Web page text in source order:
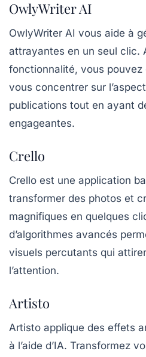
OwlyWriter AI
OwlyWriter AI vous aide à
attrayantes en un seul clic.
fonctionnalité, vous pouvez
vous concentrer sur
publications tout en ayant
engageantes.
Crello
Crello est une application
transformer des photos et
magnifiques en quelques
d’algorithmes avancés
visuels percutants qui
l’attention.
Artisto
Artisto applique des effets
à l’aide d’IA. Transformez